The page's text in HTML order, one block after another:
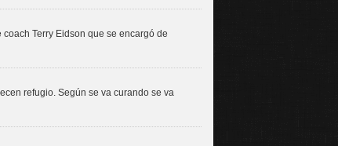
Terry Eidson que se encargó de
refugio. Según se va curando se va